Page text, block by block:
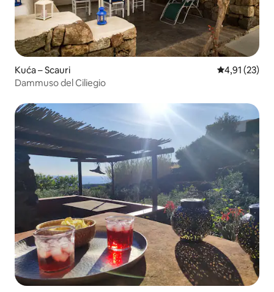
Kuća – Scauri Prosječna
4,91 (23)
Dammuso del Ciliegio